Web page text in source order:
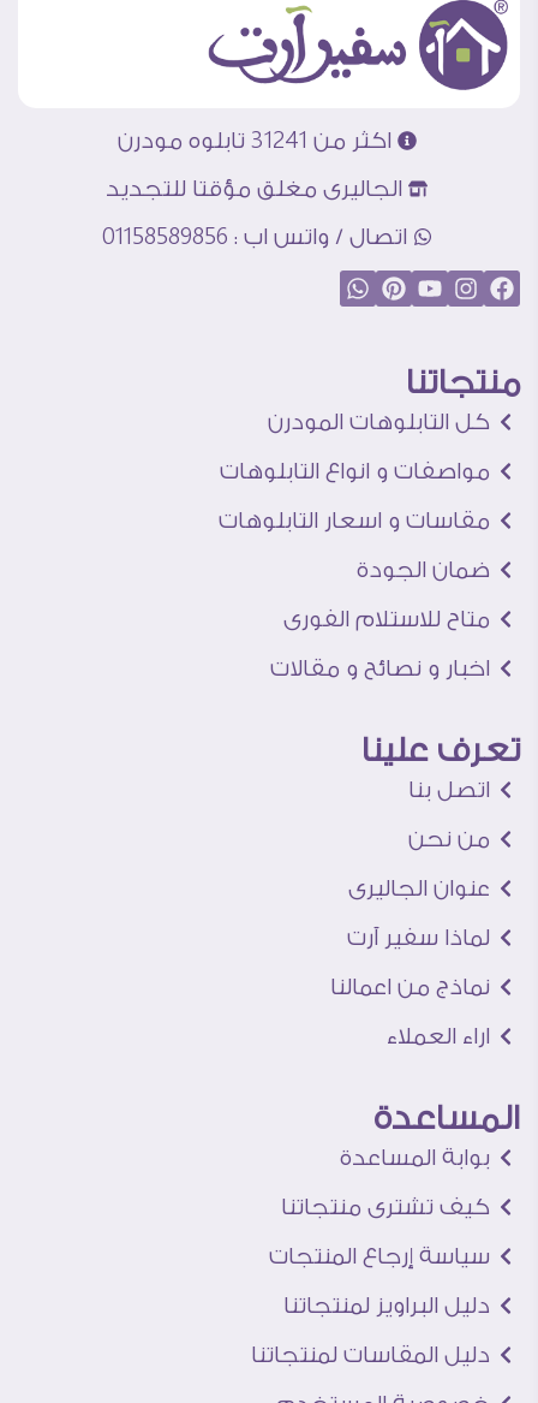
اكثر من 31241 تابلوه مودرن
الجاليرى مغلق مؤقتا للتجديد
اتصال / واتس اب : 01158589856
منتجاتنا
كل التابلوهات المودرن
مواصفات و انواع التابلوهات
مقاسات و اسعار التابلوهات
ضمان الجودة
متاح للاستلام الفورى
اخبار و نصائح و مقالات
تعرف علينا
اتصل بنا
من نحن
عنوان الجاليرى
لماذا سفير آرت
نماذج من اعمالنا
اراء العملاء
المساعدة
بوابة المساعدة
كيف تشترى منتجاتنا
سياسة إرجاع المنتجات
دليل البراويز لمنتجاتنا
دليل المقاسات لمنتجاتنا